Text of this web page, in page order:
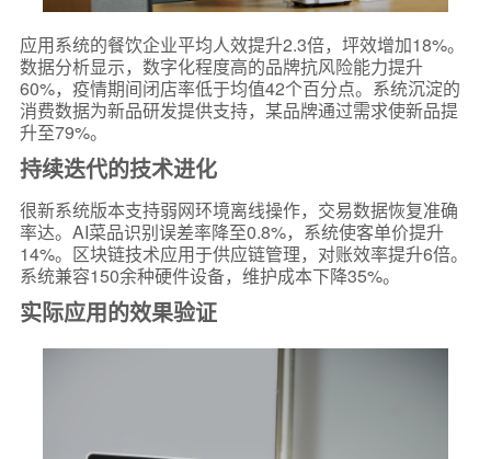
应用系统的餐饮企业平均人效提升2.3倍，坪效增加18%。
数据分析显示，数字化程度高的品牌抗风险能力提升
60%，疫情期间闭店率低于均值42个百分点。系统沉淀的
消费数据为新品研发提供支持，某品牌通过需求使新品提
升至79%。
持续迭代的技术进化
很新系统版本支持弱网环境离线操作，交易数据恢复准确
率达。AI菜品识别误差率降至0.8%，系统使客单价提升
14%。区块链技术应用于供应链管理，对账效率提升6倍。
系统兼容150余种硬件设备，维护成本下降35%。
实际应用的效果验证